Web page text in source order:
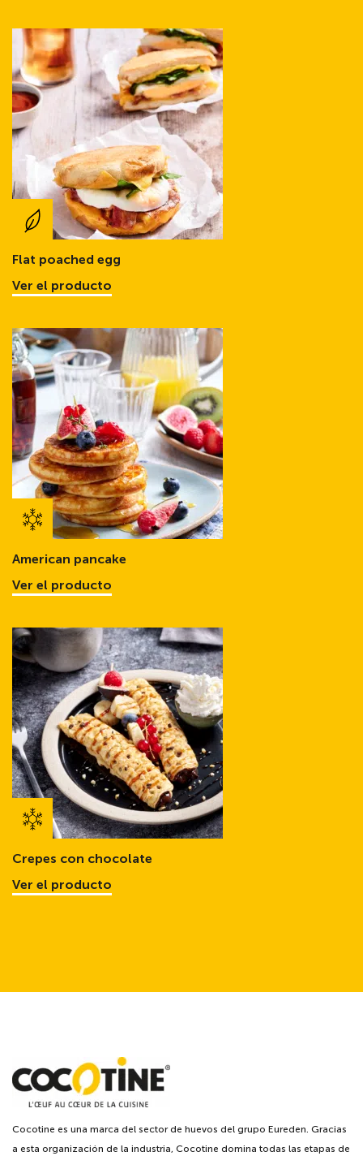
Flat poached egg
Ver el producto
American pancake
Ver el producto
Crepes con chocolate
Ver el producto
Cocotine es una marca del sector de huevos del grupo Eureden. Gracias
a esta organización de la industria, Cocotine domina todas las etapas de